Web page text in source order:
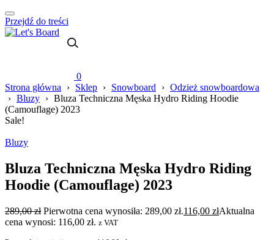
Przejdź do treści
0
Strona główna
› Sklep › Snowboard › Odzież snowboardowa
› Bluzy › Bluza Techniczna Męska Hydro Riding Hoodie
(Camouflage) 2023
Sale!
Bluzy
Bluza Techniczna Męska Hydro Riding
Hoodie (Camouflage) 2023
289,00zł Pierwotna cena wynosiła: 289,00 zł.116,00 złAktualna
cena wynosi: 116,00 zł. z VAT